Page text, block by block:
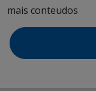
mais conteudos